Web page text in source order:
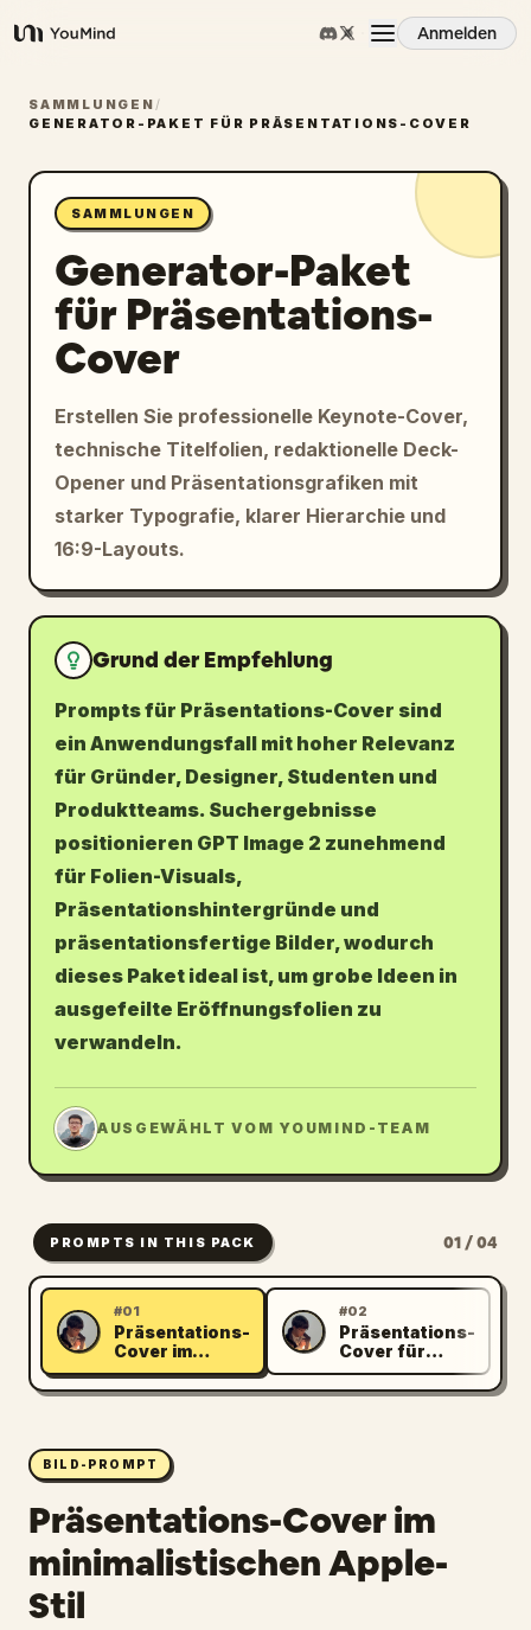
YouMind
Anmelden
Übersicht
Anwendungsfälle
Fähigkeiten
Prompts
Preise
Download
Updates
SAMMLUNGEN /
GENERATOR-PAKET FÜR PRÄSENTATIONS-COVER
SAMMLUNGEN
Generator-Paket
für Präsentations-
Cover
Erstellen Sie professionelle Keynote-Cover,
technische Titelfolien, redaktionelle Deck-
Opener und Präsentationsgrafiken mit
starker Typografie, klarer Hierarchie und
16:9-Layouts.
Grund der Empfehlung
Prompts für Präsentations-Cover sind
ein Anwendungsfall mit hoher Relevanz
für Gründer, Designer, Studenten und
Produktteams. Suchergebnisse
positionieren GPT Image 2 zunehmend
für Folien-Visuals,
Präsentationshintergründe und
präsentationsfertige Bilder, wodurch
dieses Paket ideal ist, um grobe Ideen in
ausgefeilte Eröffnungsfolien zu
verwandeln.
JL AUSGEWÄHLT VOM YOUMIND-TEAM
PROMPTS IN THIS PACK 01 / 04
R
#01
Präsentations-
Cover im
minimalistischen
Apple-Stil
R
#02
Präsentations-
Cover für
durchdachte
Systeme
BILD-PROMPT
Präsentations-Cover im
minimalistischen Apple-
Stil